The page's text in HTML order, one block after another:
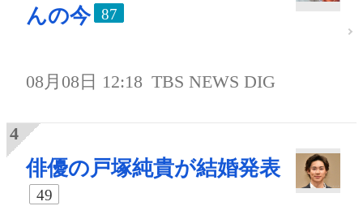
んの今
87
08月08日 12:18 TBS NEWS DIG
俳優の戸塚純貴が結婚発表
49